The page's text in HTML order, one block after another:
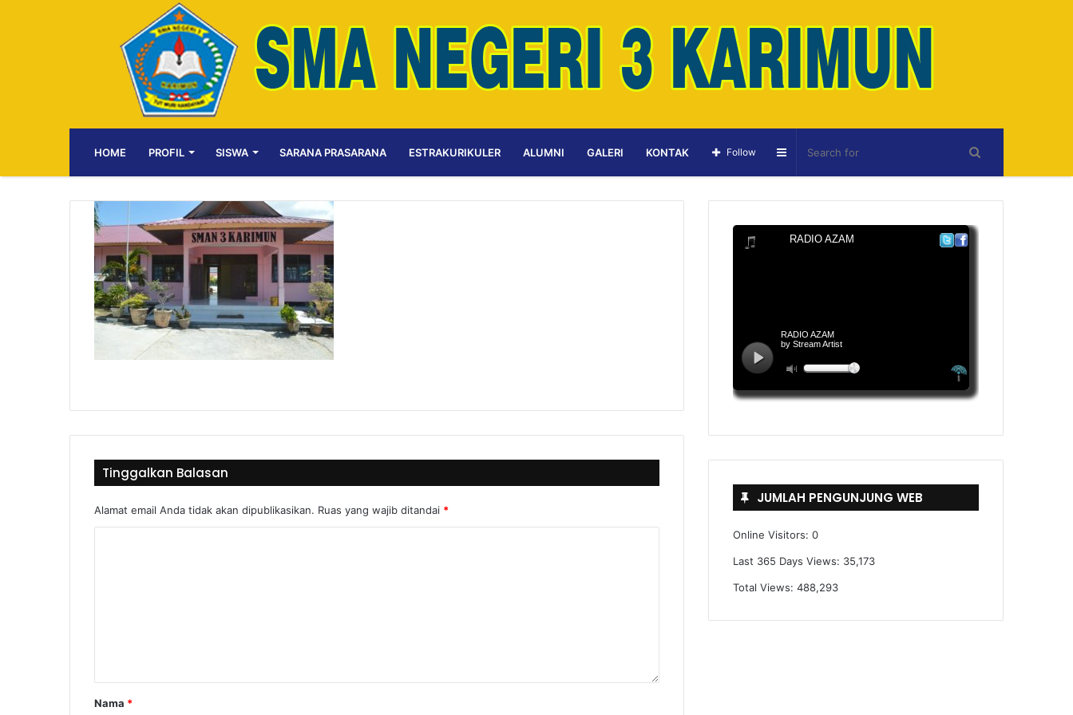
HOME PROFIL SISWA SARANA PRASARANA ESTRAKURIKULER ALUMNI GALERI KONTAK Sidebar
Follow
Tinggalkan Balasan
Alamat email Anda tidak akan dipublikasikan. Ruas yang wajib ditandai *
Nama *
JUMLAH PENGUNJUNG WEB
Online Visitors:0
Last 365 Days Views: 35,173
Total Views:488,293